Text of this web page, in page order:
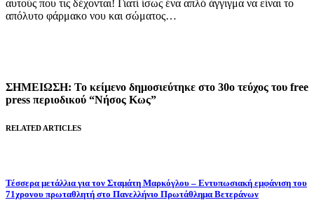
αυτούς που τις δέχονται! Γιατί ίσως ένα απλό άγγιγμα να είναι το
απόλυτο φάρμακο νου και σώματος…
ΣΗΜΕΙΩΣΗ: Το κείμενο δημοσιεύτηκε στο 30o τεύχος του free
press περιοδικoύ “Νήσος Κως”
RELATED ARTICLES
Τέσσερα μετάλλια για τον Σταμάτη Μαρκόγλου – Εντυπωσιακή εμφάνιση του
71χρονου πρωταθλητή στο Πανελλήνιο Πρωτάθλημα Βετεράνων